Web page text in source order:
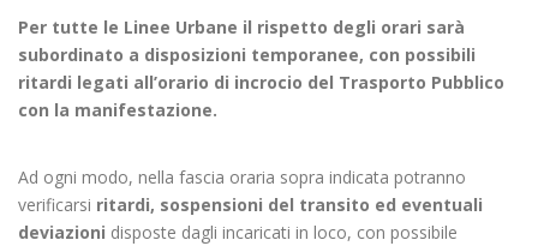
Per tutte le Linee Urbane il rispetto degli orari sarà
subordinato a disposizioni temporanee, con possibili
ritardi legati all’orario di incrocio del Trasporto Pubblico
con la manifestazione.
Ad ogni modo, nella fascia oraria sopra indicata potranno
verificarsi ritardi, sospensioni del transito ed eventuali
deviazioni disposte dagli incaricati in loco, con possibile